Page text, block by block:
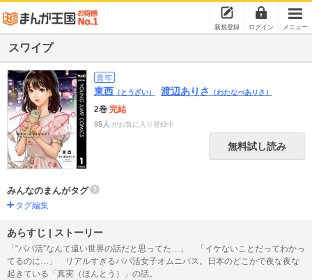
新規登録 ログイン メニュー
スワイプ
青年
東西 （とうざい） 渡辺ありさ （わたなべありさ）
2巻 完結
95人 がお気に入り登録中
無料試し読み
みんなのまんがタグ
タグ編集
あらすじ | ストーリー
「“パパ活”なんて遠い世界の話だと思ってた…」 「イケないことだってわかっ
てるのに…」 リアルすぎるパパ活女子オムニバス。日本のどこかで夜な夜な
起きている「真実（ほんとう）」の話。